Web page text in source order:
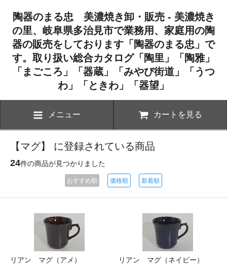
陶器のまる忠 美濃焼き卸・販売 - 美濃焼き
の里、岐阜県多治見市で業務用、家庭用の陶
器の販売をしております「陶器のまる忠」で
す。取り扱い総合カタログ「陶里」「陶雅」
「まごころ」「器蔵」「みやび街道」「うつ
わ」「ときわ」「器望」
メニュー カートを見る
【マグ】 に登録されている商品
24件の商品が見つかりました
おすすめ順 価格順 新着順
リアン マグ（アメ）
リアン マグ（ネイビー）